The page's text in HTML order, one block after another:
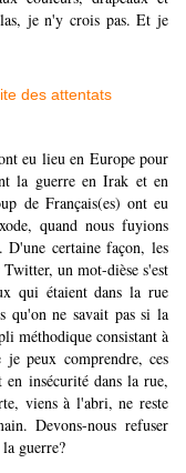
je n'y crois pas. Et je
eu lieu en Europe pour
la guerre en Irak et en
de Français(es) ont eu
quand nous fuyions
D'une certaine façon, les
un mot-dièse s'est
qui étaient dans la rue
qu'on ne savait pas si la
méthodique consistant à
peux comprendre, ces
insécurité dans la rue,
viens à l'abri, ne reste
Devons-nous refuser
guerre?